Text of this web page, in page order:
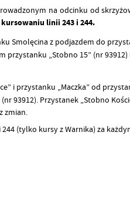
na odcinku od
linii 243 i 244.
Smolęcina z podjazdem do
„Stobno 15” (nr
i przystanku „Maczka” od
93912). Przystanek „Stobno
zmian.
244 (tylko kursy z Warnika) za